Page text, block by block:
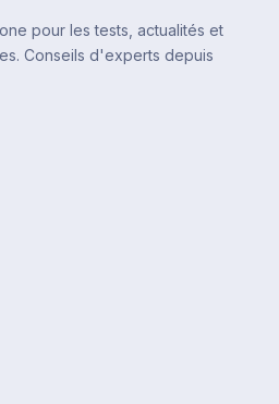
pour les tests, actualités et
Conseils d'experts depuis